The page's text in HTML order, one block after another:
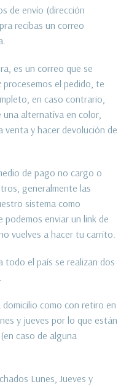
de envío (dirección
recibas un correo
es un correo que se
el pedido, te
en caso contrario,
alternativa en color,
venta y hacer devolución de
de pago no cargo o
generalmente las
sistema como
enviar un link de
vuelves a hacer tu carrito.
todo el país se realizan dos
como con retiro en
y jueves por lo que están
caso de alguna
Lunes, Jueves y